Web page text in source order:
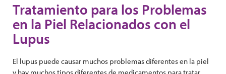
Tratamiento para los Problemas
en la Piel Relacionados con el
Lupus
El lupus puede causar muchos problemas diferentes en la piel